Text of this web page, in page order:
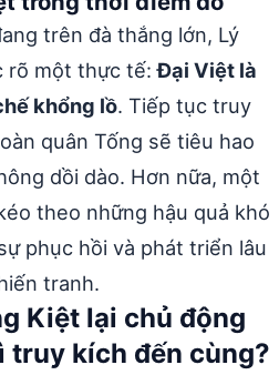
trên đà thắng lớn, Lý
rõ một thực tế:Đại Việt là
khổng lồ. Tiếp tục truy
quân Tống sẽ tiêu hao
dồi dào. Hơn nữa, một
theo những hậu quả khó
phục hồi và phát triển lâu
tranh.
Kiệt lại chủ động
truy kích đến cùng?